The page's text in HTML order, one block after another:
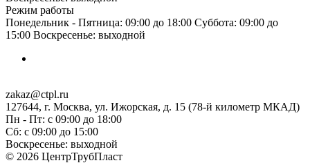
Режим работы
Понедельник - Пятница: 09:00 до 18:00 Суббота: 09:00 до
15:00 Воскресенье: выходной
zakaz@ctpl.ru
127644, г. Москва, ул. Ижорская, д. 15 (78-й километр МКАД)
Пн - Пт: с 09:00 до 18:00
Сб: с 09:00 до 15:00
Воскресенье: выходной
© 2026 ЦентрТрубПласт